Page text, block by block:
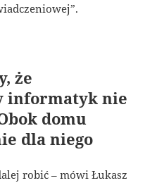
że
informatyk nie
domu
dla niego
robić – mówi Łukasz